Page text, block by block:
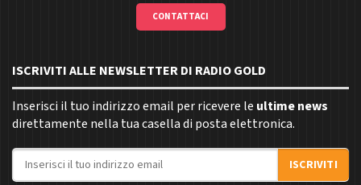
CONTATTACI
ISCRIVITI ALLE NEWSLETTER DI RADIO GOLD
Inserisci il tuo indirizzo email per ricevere le ultime news
direttamente nella tua casella di posta elettronica.
Indirizzo email
ISCRIVITI